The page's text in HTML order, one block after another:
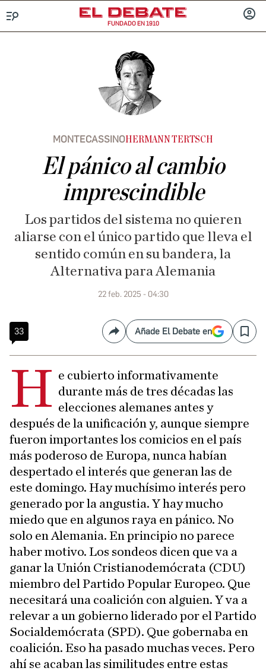
FUNDADO EN 1910
MONTECASSINOHERMANN TERTSCH
El pánico al cambio
imprescindible
Los partidos del sistema no quieren
aliarse con el único partido que lleva el
sentido común en su bandera, la
Alternativa para Alemania
22 feb. 2025 - 04:30
33 CompartirAñade El Debate en Save
H e cubierto informativamente
durante más de tres décadas las
elecciones alemanes antes y
después de la unificación y, aunque siempre
fueron importantes los comicios en el país
más poderoso de Europa, nunca habían
despertado el interés que generan las de
este domingo. Hay muchísimo interés pero
generado por la angustia. Y hay mucho
miedo que en algunos raya en pánico. No
solo en Alemania. En principio no parece
haber motivo. Los sondeos dicen que va a
ganar la Unión Cristianodemócrata (CDU)
miembro del Partido Popular Europeo. Que
necesitará una coalición con alguien. Y va a
relevar a un gobierno liderado por el Partido
Socialdemócrata (SPD). Que gobernaba en
coalición. Eso ha pasado muchas veces. Pero
ahí se acaban las similitudes entre estas